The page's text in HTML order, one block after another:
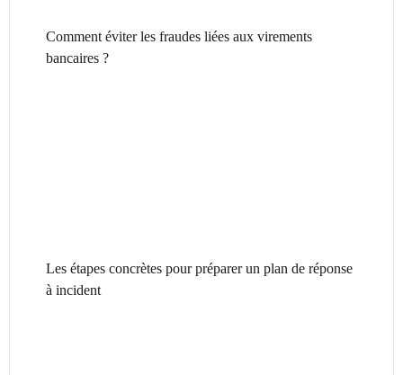
Comment éviter les fraudes liées aux virements
bancaires ?
Les étapes concrètes pour préparer un plan de réponse
à incident